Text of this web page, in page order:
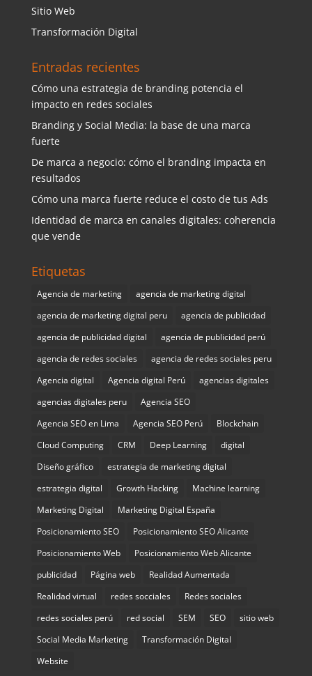
Sitio Web
Transformación Digital
Entradas recientes
Cómo una estrategia de branding potencia el
impacto en redes sociales
Branding y Social Media: la base de una marca
fuerte
De marca a negocio: cómo el branding impacta en
resultados
Cómo una marca fuerte reduce el costo de tus Ads
Identidad de marca en canales digitales: coherencia
que vende
Etiquetas
Agencia de marketing
agencia de marketing digital
agencia de marketing digital peru
agencia de publicidad
agencia de publicidad digital
agencia de publicidad perú
agencia de redes sociales
agencia de redes sociales peru
Agencia digital
Agencia digital Perú
agencias digitales
agencias digitales peru
Agencia SEO
Agencia SEO en Lima
Agencia SEO Perú
Blockchain
Cloud Computing
CRM Deep Learning
digital
Diseño gráfico
estrategia de marketing digital
estrategia digital
Growth Hacking
Machine learning
Marketing Digital
Marketing Digital España
Posicionamiento SEO
Posicionamiento SEO Alicante
Posicionamiento Web
Posicionamiento Web Alicante
publicidad
Página web
Realidad Aumentada
Realidad virtual
redes socciales
Redes sociales
redes sociales perú
red social SEM SEO
sitio web
Social Media Marketing
Transformación Digital
Website